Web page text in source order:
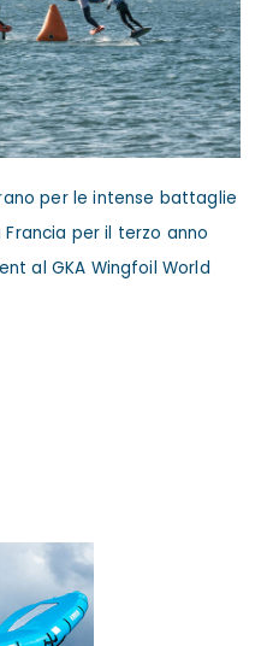
per le intense battaglie
per il terzo anno
al GKA Wingfoil World